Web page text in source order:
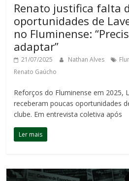
Renato justifica falta
oportunidades de
no Fluminense:
adaptar”
21/07/2025 Nathan Alves
Renato Gaúcho
Reforços do Fluminense em 2025,
receberam poucas oportunidades
clube. Em entrevista coletiva após
Ler mais